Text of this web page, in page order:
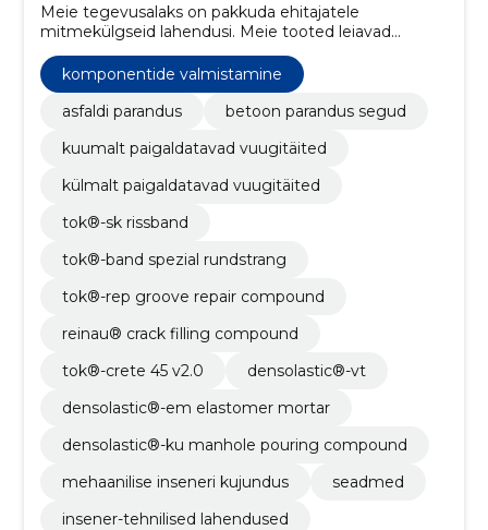
Meie tegevusalaks on pakkuda ehitajatele
mitmekülgseid lahendusi. Meie tooted leiavad
laialdast kasutust teedeehituses, sealhulgas vuukide
ja katete paranduses, ning sadamates, kus neid
kasutatakse korrosioonitõrjeks.
komponentide valmistamine
asfaldi parandus
betoon parandus segud
kuumalt paigaldatavad vuugitäited
külmalt paigaldatavad vuugitäited
tok®-sk rissband
tok®-band spezial rundstrang
tok®-rep groove repair compound
reinau® crack filling compound
tok®-crete 45 v2.0
densolastic®-vt
densolastic®-em elastomer mortar
densolastic®-ku manhole pouring compound
mehaanilise inseneri kujundus
seadmed
insener-tehnilised lahendused